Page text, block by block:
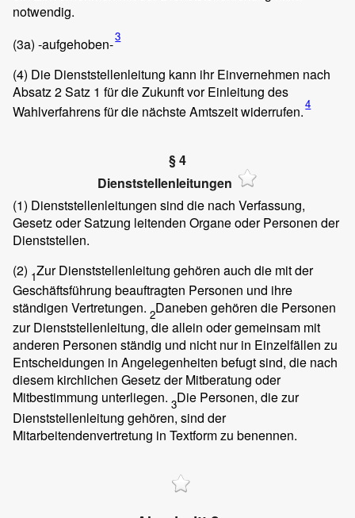
notwendig.
(3a) -aufgehoben-3
(4) Die Dienststellenleitung kann ihr Einvernehmen nach
Absatz 2 Satz 1 für die Zukunft vor Einleitung des
Wahlverfahrens für die nächste Amtszeit widerrufen.4
§ 4
Dienststellenleitungen
(1) Dienststellenleitungen sind die nach Verfassung,
Gesetz oder Satzung leitenden Organe oder Personen der
Dienststellen.
(2) 1Zur Dienststellenleitung gehören auch die mit der
Geschäftsführung beauftragten Personen und ihre
ständigen Vertretungen. 2Daneben gehören die Personen
zur Dienststellenleitung, die allein oder gemeinsam mit
anderen Personen ständig und nicht nur in Einzelfällen zu
Entscheidungen in Angelegenheiten befugt sind, die nach
diesem kirchlichen Gesetz der Mitberatung oder
Mitbestimmung unterliegen. 3Die Personen, die zur
Dienststellenleitung gehören, sind der
Mitarbeitendenvertretung in Textform zu benennen.